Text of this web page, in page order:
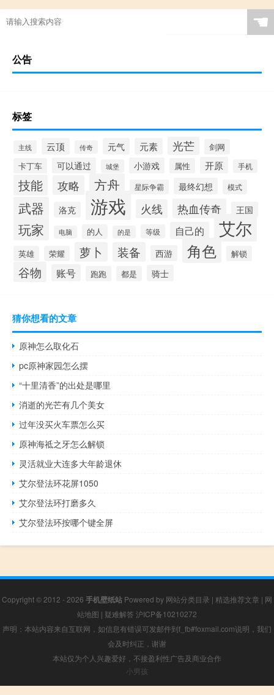
☚
公告
标签
主线 云顶 传奇 元气 元素 光芒
剑网
卡丁车
可以通过 城堡 小游戏 属性 开原 手机
技能 攻略 方舟 星际争霸 最终幻想 模式
武器 洛克 游戏 火线 热血传奇 王国
玩家 电脑 的人 的是 等级 自己的 艾尔
英雄 荣耀 萝卜 装备 西游 角色 解锁
谷物 账号 跑跑 都是 骑士
猜你想看的文章
原神怎么取化石
pc原神家园怎么摆
“十里清香”的出处是哪里
消逝的光芒有几个美女
过年没买火车票怎么买
原神海祗之牙怎么解锁
灵活就业大连多大年龄退休
艾尔登法环花屏1050
艾尔登法环打磨多久
艾尔登法环按哪个键全屏
Copyright © 2012 - 2026 手机壁纸站 Powered by 网站分类目录 | 精选推荐文章 | 网
站地图 | 疑难解答 沪ICP备10210272
声明：本站内容来自互联网，如信息有错误可发邮件到f_fb#foxmail.com说明，我们
会及时纠正，谢谢
本站仅为个人兴趣爱好，不接盈利性广告及商业合作
小男孩